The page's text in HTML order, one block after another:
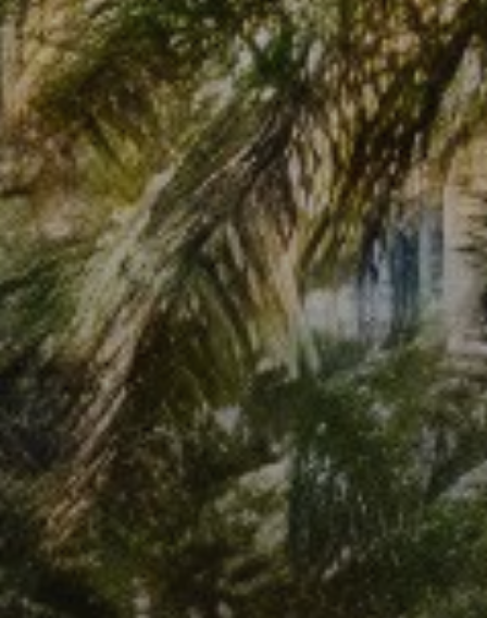
Новостройки
AX Journal
Каталоги
Агенты
About Us